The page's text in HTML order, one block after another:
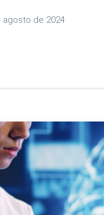
agosto de 2024